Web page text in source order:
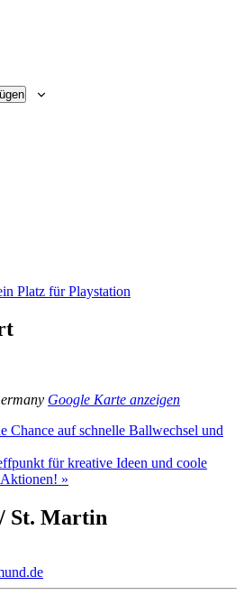
Platz für Playstation
Google Karte anzeigen
Chance auf schnelle Ballwechsel und
für kreative Ideen und coole
»
St. Martin